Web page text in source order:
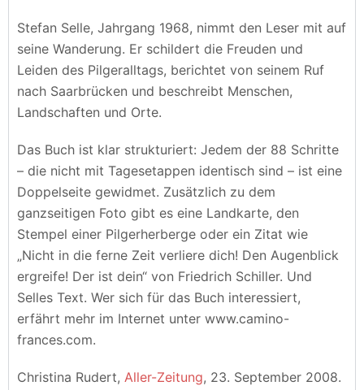
Stefan Selle, Jahrgang 1968, nimmt den Leser mit auf
seine Wanderung. Er schildert die Freuden und
Leiden des Pilgeralltags, berichtet von seinem Ruf
nach Saarbrücken und beschreibt Menschen,
Landschaften und Orte.
Das Buch ist klar strukturiert: Jedem der 88 Schritte
– die nicht mit Tagesetappen identisch sind – ist eine
Doppelseite gewidmet. Zusätzlich zu dem
ganzseitigen Foto gibt es eine Landkarte, den
Stempel einer Pilgerherberge oder ein Zitat wie
„Nicht in die ferne Zeit verliere dich! Den Augenblick
ergreife! Der ist dein“ von Friedrich Schiller. Und
Selles Text. Wer sich für das Buch interessiert,
erfährt mehr im Internet unter www.camino-
frances.com.
Christina Rudert, Aller-Zeitung, 23. September 2008.